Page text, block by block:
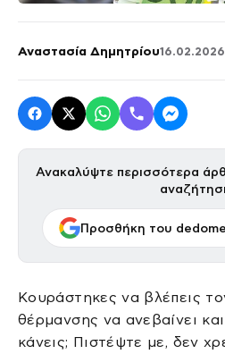
Αναστασία Δημητρίου
Ανακαλύψτε περισσότερα
Προσθήκη του
Κουράστηκες να βλέπεις
θέρμανσης να ανεβαίνει
κάνεις; Πιστέψτε με, δεν